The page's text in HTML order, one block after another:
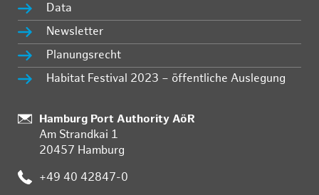
Data
Newsletter
Planungsrecht
Habitat Festival 2023 – öffentliche Auslegung
Standort:
Hamburg Port Authority AöR
Am Strandkai 1
20457 Hamburg
Telefon:
+49 40 42847-0